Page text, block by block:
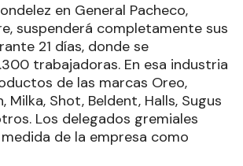
en General Pacheco,
suspenderá completamente sus
21 días, donde se
trabajadoras. En esa industria
de las marcas Oreo,
Milka, Shot, Beldent, Halls, Sugus
Los delegados gremiales
de la empresa como